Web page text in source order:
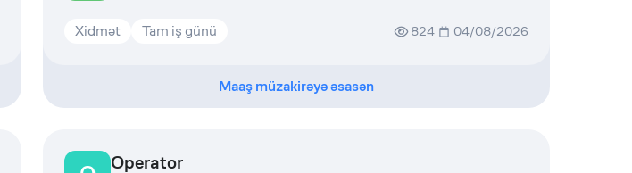
Xidmət Tam iş günü 824 04/08/2026
Maaş müzakirəyə əsasən
Operator